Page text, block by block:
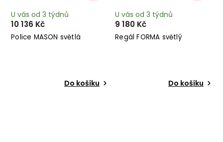
Police MASON světlá
U vás od 3 týdnů
10 136 Kč
Do košíku
Regál FORMA světlý
U vás od 3 týdnů
9 180 Kč
Do košíku